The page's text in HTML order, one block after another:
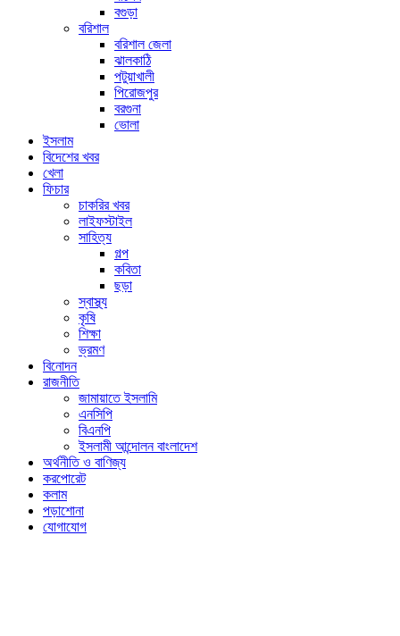
বগুড়া
বরিশাল
বরিশাল জেলা
ঝালকাঠি
পটুয়াখালী
পিরোজপুর
বরগুনা
ভোলা
ইসলাম
বিদেশের খবর
খেলা
ফিচার
চাকরির খবর
লাইফস্টাইল
সাহিত্য
গল্প
কবিতা
ছড়া
স্বাস্থ্য
কৃষি
শিক্ষা
ভ্রমণ
বিনোদন
রাজনীতি
জামায়াতে ইসলামি
এনসিপি
বিএনপি
ইসলামী আন্দোলন বাংলাদেশ
অর্থনীতি ও বাণিজ্য
করপোরেট
কলাম
পড়াশোনা
যোগাযোগ